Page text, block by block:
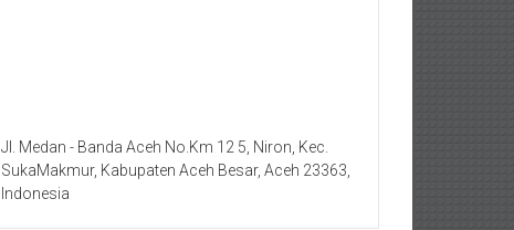
Jl. Medan - Banda Aceh No.Km 12 5, Niron, Kec.
SukaMakmur, Kabupaten Aceh Besar, Aceh 23363,
Indonesia